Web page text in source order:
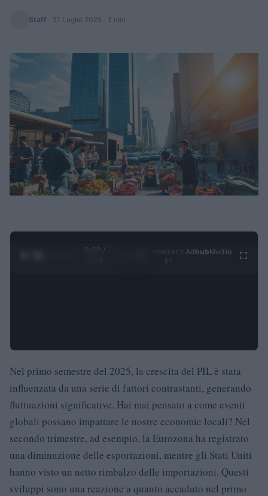
Staff · 31 Luglio 2025 · 3 min
0:21 /
Ad hubMedia
Nel primo semestre del 2025, la crescita del PIL è stata
influenzata da una serie di fattori contrastanti, generando
fluttuazioni significative. Hai mai pensato a come eventi
globali possano impattare le nostre economie locali? Nel
secondo trimestre, ad esempio, la Eurozona ha registrato
una diminuzione delle esportazioni, mentre gli Stati Uniti
hanno visto un netto rimbalzo delle importazioni. Questi
sviluppi sono una reazione a quanto accaduto nel primo